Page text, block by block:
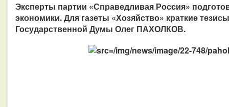
Эксперты партии «Справедливая Россия»
экономики. Для газеты «Хозяйство» краткие
Государственной Думы Олег ПАХОЛКОВ.